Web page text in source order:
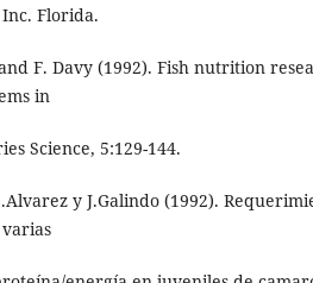
Florida.
F. Davy (1992). Fish nutrition
in
Science, 5:129-144.
y J.Galindo (1992).